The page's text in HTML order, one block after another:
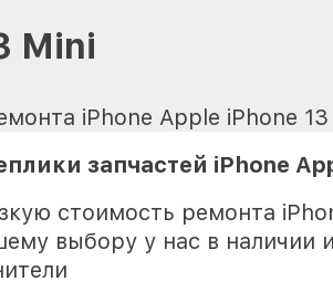
Mini
iPhone Apple iPhone 13
запчастей iPhone
стоимость ремонта
выбору у нас в наличии